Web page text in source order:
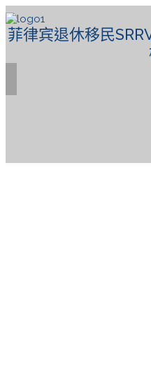
菲律宾退休移民